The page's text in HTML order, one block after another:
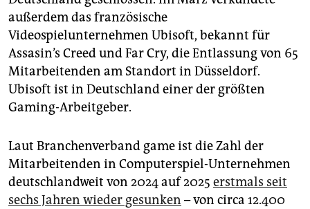
außerdem das französische
Videospielunternehmen Ubisoft, bekannt für
Assasin’s Creed und Far Cry, die Entlassung von 65
Mitarbeitenden am Standort in Düsseldorf.
Ubisoft ist in Deutschland einer der größten
Gaming-Arbeitgeber.
Laut Branchenverband game ist die Zahl der
Mitarbeitenden in Computerspiel-Unternehmen
deutschlandweit von 2024 auf 2025 erstmals seit
sechs Jahren wieder gesunken – von circa 12.400